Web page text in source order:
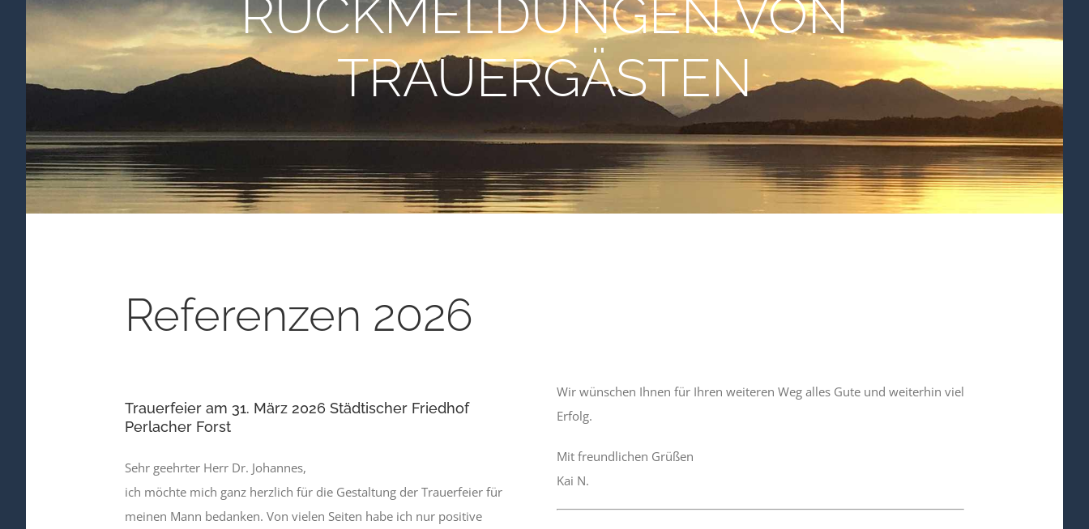
RÜCKMELDUNGEN VON
TRAUERGÄSTEN
Referenzen 2026
Trauerfeier am 31. März 2026 Städtischer Friedhof
Perlacher Forst
Sehr geehrter Herr Dr. Johannes,
ich möchte mich ganz herzlich für die Gestaltung der Trauerfeier für
meinen Mann bedanken. Von vielen Seiten habe ich nur positive
Wir wünschen Ihnen für Ihren weiteren Weg alles Gute und weiterhin viel
Erfolg.
Mit freundlichen Grüßen
Kai N.